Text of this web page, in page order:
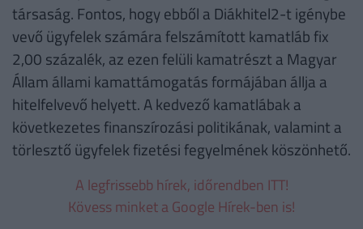
társaság. Fontos, hogy ebből a Diákhitel2-t igénybe
vevő ügyfelek számára felszámított kamatláb fix
2,00 százalék, az ezen felüli kamatrészt a Magyar
Állam állami kamattámogatás formájában állja a
hitelfelvevő helyett. A kedvező kamatlábak a
következetes finanszírozási politikának, valamint a
törlesztő ügyfelek fizetési fegyelmének köszönhető.
A legfrissebb hírek, időrendben ITT!
Kövess minket a Google Hírek-ben is!